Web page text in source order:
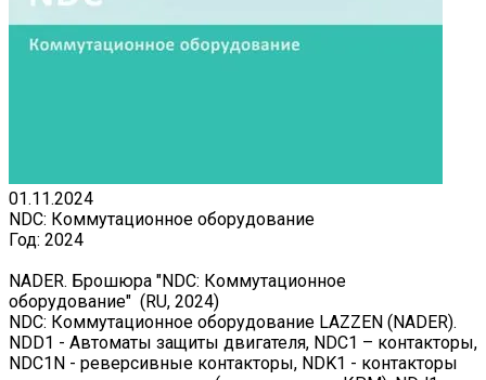
01.11.2024
NDC: Коммутационное оборудование
Год: 2024
NADER. Брошюра "NDC: Коммутационное
оборудование" (RU, 2024)
NDC: Коммутационное оборудование LAZZEN (NADER).
NDD1 - Автоматы защиты двигателя, NDC1 – контакторы,
NDC1N - реверсивные контакторы, NDK1 - контакторы